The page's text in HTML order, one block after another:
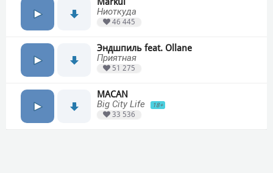
Ниоткуда
46 445
Эндшпиль feat. Ollane
Приятная
51 275
MACAN
Big City Life
18+
33 536